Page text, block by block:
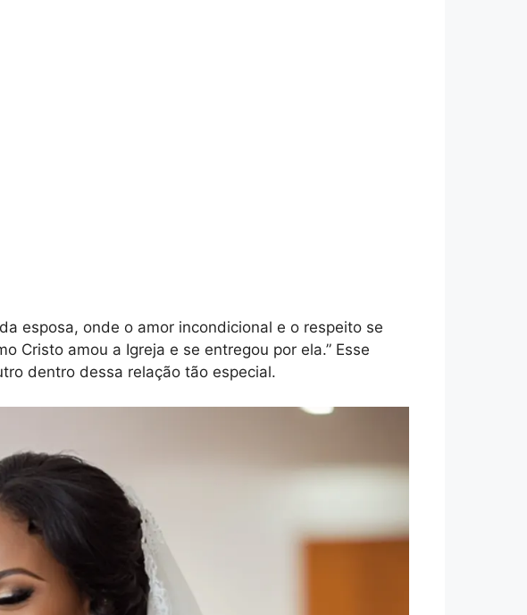
esposa, onde o amor incondicional e o respeito se
Cristo amou a Igreja e se entregou por ela.” Esse
dentro dessa relação tão especial.